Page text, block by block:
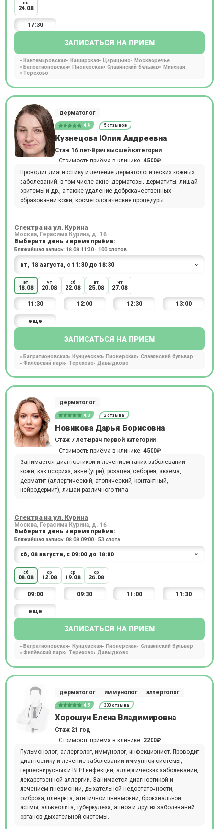
пн
24.08
17:30
ЗАПИСАТЬСЯ НА ПРИЕМ
Кантемировская Каширская Царицыно
Москворечье
Багратионовская
Пионерская Славянский бульвар
Минская
Терехово
дерматолог
4.4 5 отзывов
Кузнецова Юлия Андреевна
Стаж 16 лет Врач высшей категории
Стоимость приёма в клинике: 4500₽
Проводит диагностику и лечение дерматологических кожных
заболеваний, в том числе акне, дерматозы, дерматиты, лишай,
эритемы и др., а также удаление доброкачественных
образований кожи, косметологические процедуры.
Спектра на ул. Курина
Москва, Герасима Курина, д. 16
Выберите день и время приёма:
Ближайшая запись: 18.08 11:30 · 100 слотов
вт
18.08
чт
20.08
сб
22.08
вт
25.08
чт
27.08
11:30 12:00 12:30 13:00
еще
ЗАПИСАТЬСЯ НА ПРИЕМ
Багратионовская Кунцевская Пионерская
Славянский бульвар
Филёвский парк
Терехово Давыдково
дерматолог
4.3 2 отзыва
Новикова Дарья Борисовна
Стаж 7 лет Врач первой категории
Стоимость приёма в клинике: 4500₽
Занимается диагностикой и лечением таких заболеваний
кожи, как псориаз, акне (угри), розацеа, себорея, экзема,
дерматит (аллергический, атопический, контактный,
нейродермит), лишаи различного типа.
Спектра на ул. Курина
Москва, Герасима Курина, д. 16
Выберите день и время приёма:
Ближайшая запись: 08.08 09:00 · 53 слота
сб
08.08
ср
12.08
ср
19.08
ср
26.08
09:00 09:30 11:00 11:30
еще
ЗАПИСАТЬСЯ НА ПРИЕМ
Багратионовская Кунцевская Пионерская
Славянский бульвар
Филёвский парк
Терехово Давыдково
дерматолог иммунолог аллерголог
4.5 333 отзыва
Хорошун Елена Владимировна
Стаж 21 год
Стоимость приёма в клинике: 2200₽
Пульмонолог, аллерголог, иммунолог, инфекционист. Проводит
диагностику и лечение заболеваний иммунной системы,
герпесвирусных и ВПЧ инфекций, аллергических заболеваний,
лекарственной аллергии. Занимается диагностикой и
лечением пневмонии, дыхательной недостаточности,
фиброза, плеврита, атипичной пневмонии, бронхиальной
астмы, альвеолита, туберкулеза, апноэ и других заболеваний
органов дыхательной системы.